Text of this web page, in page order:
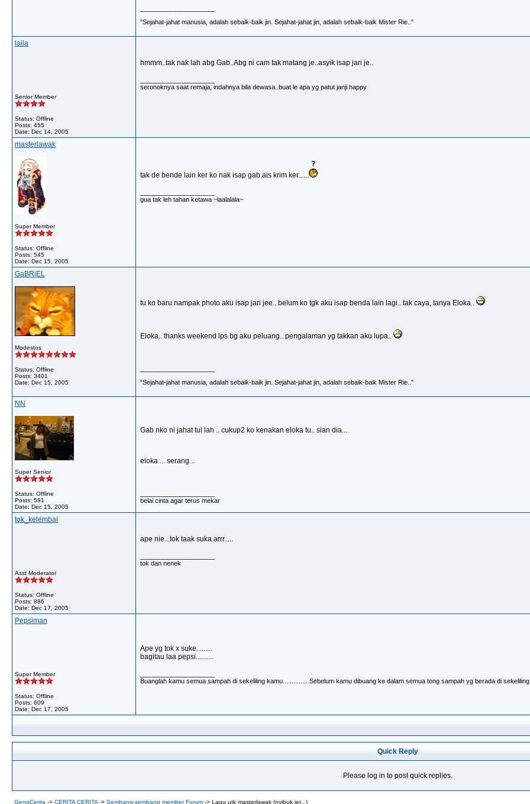
"Sejahat-jahat manusia, adalah sebaik-baik jin. Sejahat-jahat jin, adalah sebaik-baik Mister Rie.."
laila
Senior Member
Status: Offline
Posts: 455
Date: Dec 14, 2005
hmmm..tak nak lah abg Gab..Abg ni cam tak matang je..asyik isap jari je..
seronoknya saat remaja, indahnya bila dewasa..buat le apa yg patut janji happy
masterlawak
Super Member
Status: Offline
Posts: 545
Date: Dec 15, 2005
tak de bende lain ker ko nak isap gab.ais krim ker......
gua tak leh tahan ketawa ~laalalala~
GaBRiEL
Modestos
Status: Offline
Posts: 3401
Date: Dec 15, 2005
tu ko baru nampak photo aku isap jari jee.. belum ko tgk aku isap benda lain lagi.. tak caya, tanya Eloka..
Eloka.. thanks weekend lps bg aku peluang.. pengalaman yg takkan aku lupa..
"Sejahat-jahat manusia, adalah sebaik-baik jin. Sejahat-jahat jin, adalah sebaik-baik Mister Rie.."
NN
Super Senior
Status: Offline
Posts: 581
Date: Dec 15, 2005
Gab nko ni jahat tul lah .. cukup2 ko kenakan eloka tu.. sian dia...
eloka ... serang...
belai cinta agar terus mekar
tok_kelembai
Asst Moderator
Status: Offline
Posts: 886
Date: Dec 17, 2005
ape nie...tok taak suka arrr.....
tok dan nenek
Pepsiman
Super Member
Status: Offline
Posts: 609
Date: Dec 17, 2005
Ape yg tok x suke.........
bagitau laa pepsi..........
Buanglah kamu semua sampah di sekeliling kamu...............Sebelum kamu dibuang ke dalam semua tong sampah yg berada di
Quick Reply
Please log in to post quick replies.
GengCerita -> CERITA CERITA -> Sembang-sembang member Forum -> Lagu utk masterlawak (nyibuk jer...)